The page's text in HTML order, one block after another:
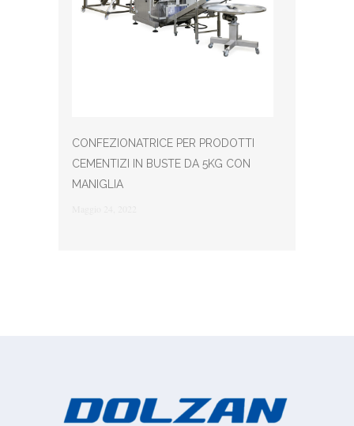
CONFEZIONATRICE PER PRODOTTI
CEMENTIZI IN BUSTE DA 5KG CON
MANIGLIA